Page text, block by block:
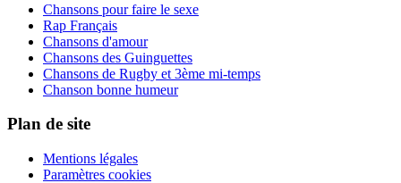
Chansons pour faire le sexe
Rap Français
Chansons d'amour
Chansons des Guinguettes
Chansons de Rugby et 3ème mi-temps
Chanson bonne humeur
Plan de site
Mentions légales
Paramètres cookies